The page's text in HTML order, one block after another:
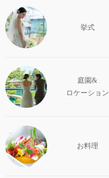
挙式
庭園&
ロケーション
お料理